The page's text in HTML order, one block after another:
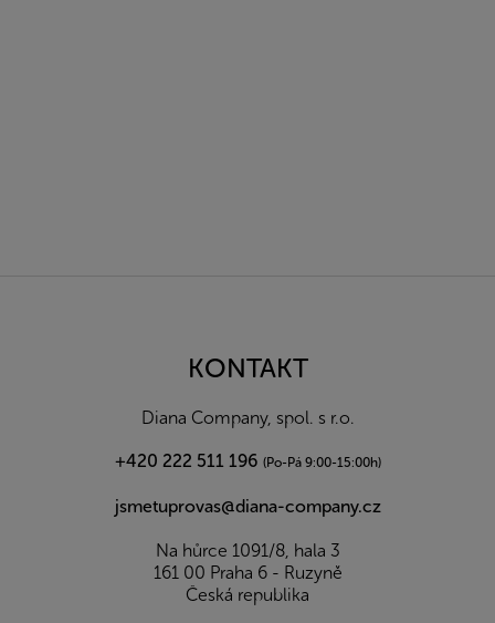
KONTAKT
Diana Company, spol. s r.o.
+420 222 511 196 (Po-Pá 9:00-15:00h)
jsmetuprovas@diana-company.cz
Na hůrce 1091/8, hala 3
161 00 Praha 6 - Ruzyně
Česká republika